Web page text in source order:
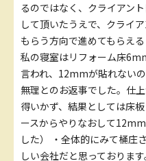
るのではなく、クライアン
して頂いたうえで、クライ
もらう方向で進めてもらえ
私の寝室はリフォーム床
言われ、12mmが貼れないの
無理とのお返事でした。仕
得いかず、結果としては床
ースからやりなおして
した） ・全体的にみて桶庄
しい会社だと思っておりま